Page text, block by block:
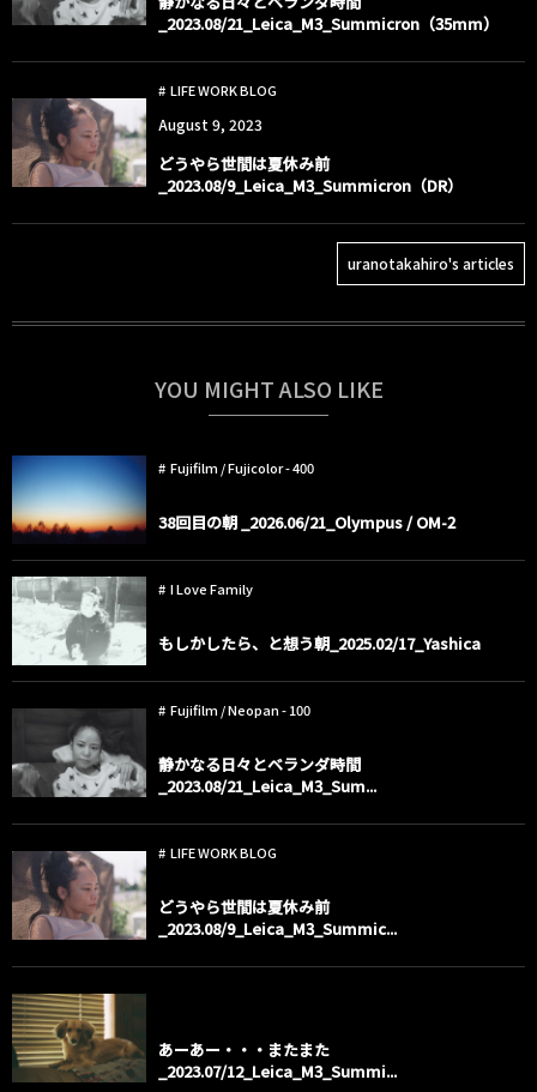
_2023.08/21_Leica_M3_Summicron（35mm）
LIFE WORK BLOG
August 9, 2023
どうやら世間は夏休み前
_2023.08/9_Leica_M3_Summicron（DR）
uranotakahiro's articles
YOU MIGHT ALSO LIKE
Fujifilm / Fujicolor - 400
38回目の朝 _2026.06/21_Olympus / OM-2
I Love Family
もしかしたら、と想う朝_2025.02/17_Yashica
Fujifilm / Neopan - 100
静かなる日々とベランダ時間
_2023.08/21_Leica_M3_Sum...
LIFE WORK BLOG
どうやら世間は夏休み前
_2023.08/9_Leica_M3_Summic...
あーあー・・・またまた
_2023.07/12_Leica_M3_Summi...